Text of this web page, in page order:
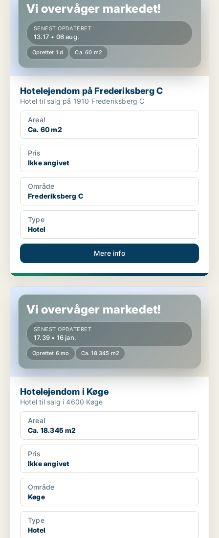
Vi overvåger markedet!
SENEST OPDATERET
13.17 • 06 aug.
Oprettet 1 d Ca. 60 m2
Hotelejendom på Frederiksberg C
Hotel til salg på 1910 Frederiksberg C
Areal
Ca. 60 m2
Pris
Ikke angivet
Område
Frederiksberg C
Type
Hotel
Mere info
Hotelejendom i Køge
Vi overvåger markedet!
SENEST OPDATERET
17.39 • 16 jan.
Oprettet 6 mo Ca. 18.345 m2
Hotelejendom i Køge
Hotel til salg i 4600 Køge
Areal
Ca. 18.345 m2
Pris
Ikke angivet
Område
Køge
Type
Hotel